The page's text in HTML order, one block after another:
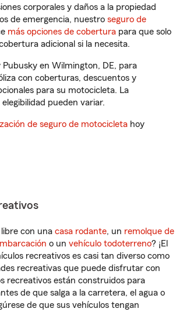
corporales y daños a la propiedad
de emergencia, nuestro seguro de
más opciones de cobertura para que solo
adicional si la necesita.
Pubusky en Wilmington, DE, para
con coberturas, descuentos y
para su motocicleta. La
pueden variar.
de seguro de motocicleta hoy
con una casa rodante, un remolque de
o un vehículo todoterreno? ¡El
recreativos es casi tan diverso como
recreativas que puede disfrutar con
recreativos están construidos para
de que salga a la carretera, el agua o
de que sus vehículos tengan